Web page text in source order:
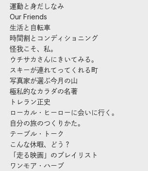
運動と身だしなみ
Our Friends
生活と自転車
時間割とコンディショニング
怪我こそ、私。
ウチサカさんにきいてみる。
スキーが連れてってくれる町
写真家が選ぶ今月の山
極私的なカラダの名著
トレラン正史
ローカル・ヒーローに会いに行く。
自分の旅のつくりかた。
テーブル・トーク
こんな休暇、どう？
「走る映画」のプレイリスト
ワンモア・ハーブ